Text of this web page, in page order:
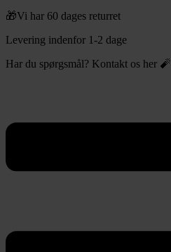
🎁Vi har 60 dages returret
Levering indenfor 1-2 dage
Har du spørgsmål? Kontakt os her 🧨